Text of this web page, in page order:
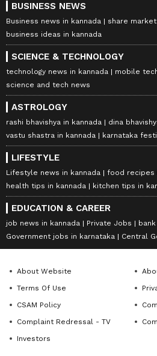
BUSINESS NEWS
Business news in kannada
share
business ideas in kannada
SCIENCE & TECHNOLOGY
technology news in kannada
mobile
science and tech news
ASTROLOGY
rashi bhavishya in kannada dina
vastu shastra in kannada
karnataka
LIFESTYLE
Lifestyle news in kannada
food recipes
health tips in kannada
kitchen tips in
EDUCATION & CAREER
job news in kannada Private Jobs
Government jobs in karnataka
Central
About Website
Terms Of Use
CSAM Policy
Complaint Redressal - TV
Investors